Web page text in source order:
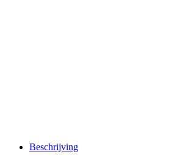
Beschrijving